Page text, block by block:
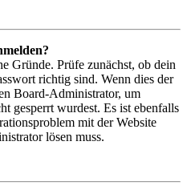
Gründe. Prüfe zunächst, ob dein
richtig sind. Wenn dies der
Board-Administrator, um
gesperrt wurdest. Es ist ebenfalls
mit der Website
lösen muss.